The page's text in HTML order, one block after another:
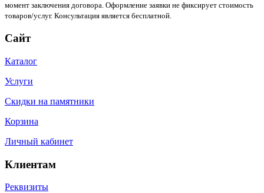
момент заключения договора. Оформление заявки не фиксирует стоимость
товаров/услуг. Консультация является бесплатной.
Сайт
Каталог
Услуги
Скидки на памятники
Корзина
Личный кабинет
Клиентам
Реквизиты